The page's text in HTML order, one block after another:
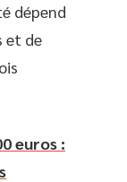
dépend
et de
euros :